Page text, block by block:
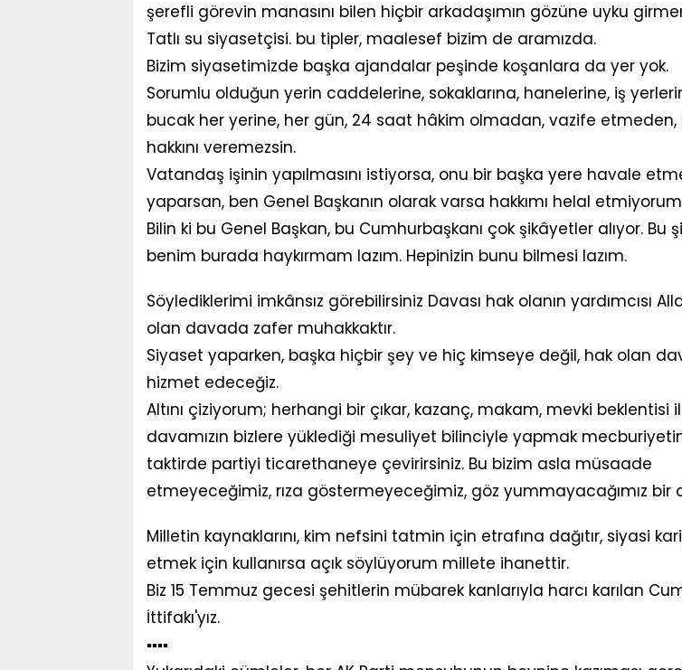
şerefli görevin manasını bilen hiçbir arkadaşımın gözüne uyku
Tatlı su siyasetçisi. bu tipler, maalesef bizim de aramızda.
Bizim siyasetimizde başka ajandalar peşinde koşanlara da yer yok.
Sorumlu olduğun yerin caddelerine, sokaklarına, hanelerine, iş
bucak her yerine, her gün, 24 saat hâkim olmadan, vazife etmeden,
hakkını veremezsin.
Vatandaş işinin yapılmasını istiyorsa, onu bir başka yere havale
yaparsan, ben Genel Başkanın olarak varsa hakkımı helal
Bilin ki bu Genel Başkan, bu Cumhurbaşkanı çok şikâyetler alıyor. Bu
benim burada haykırmam lazım. Hepinizin bunu bilmesi lazım.
Söylediklerimi imkânsız görebilirsiniz Davası hak olanın yardımcısı
olan davada zafer muhakkaktır.
Siyaset yaparken, başka hiçbir şey ve hiç kimseye değil, hak olan
hizmet edeceğiz.
Altını çiziyorum; herhangi bir çıkar, kazanç, makam, mevki beklentisi
davamızın bizlere yüklediği mesuliyet bilinciyle yapmak
taktirde partiyi ticarethaneye çevirirsiniz. Bu bizim asla müsaade
etmeyeceğimiz, rıza göstermeyeceğimiz, göz yummayacağımız bir
Milletin kaynaklarını, kim nefsini tatmin için etrafına dağıtır, siyasi
etmek için kullanırsa açık söylüyorum millete ihanettir.
Biz 15 Temmuz gecesi şehitlerin mübarek kanlarıyla harcı karılan
İttifakı'yız.
▪︎▪︎▪︎▪︎